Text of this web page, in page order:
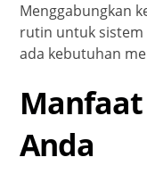
Menggabungkan
rutin untuk
ada kebutuhan
Manfaat
Anda